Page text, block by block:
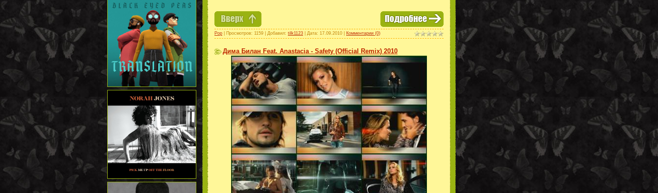
Pop | Просмотров: 1159 | Добавил: tilk1123 | Дата: 17.09.2010 Комментарии (0)
Дима Билан Feat. Anastacia - Safety (Official Remix) 2010